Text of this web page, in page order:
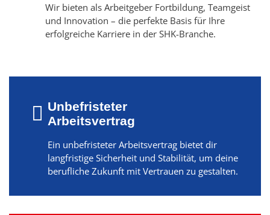
Wir bieten als Arbeitgeber Fortbildung, Teamgeist
und Innovation – die perfekte Basis für Ihre
erfolgreiche Karriere in der SHK-Branche.
Unbefristeter
Arbeitsvertrag
Ein unbefristeter Arbeitsvertrag bietet dir
langfristige Sicherheit und Stabilität, um deine
berufliche Zukunft mit Vertrauen zu gestalten.